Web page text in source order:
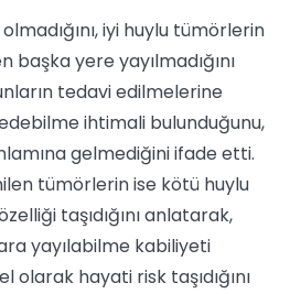
iyi huylu tümörlerin
başka yere yayılmadığını
tedavi edilmelerine
ihtimali bulunduğunu,
gelmediğini ifade etti.
tümörlerin ise kötü huylu
taşıdığını anlatarak,
yayılabilme kabiliyeti
olarak hayati risk taşıdığını